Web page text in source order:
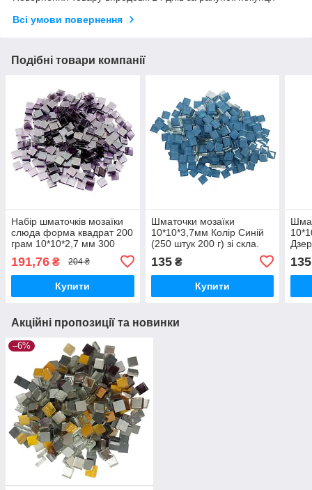
Всі умови повернення
Подібні товари компанії
Набір шматочків мозаїки
слюда форма квадрат 200
грам 10*10*2,7 мм 300
фіолетовий прозорий
191,76 ₴ 204 ₴
Купити
Шматочки мозаїки
10*10*3,7мм Колір Синій
(250 штук 200 г) зі скла.
135₴
Купити
135
Акційні пропозиції та новинки
–6%